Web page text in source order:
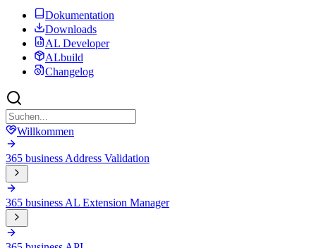
Dokumentation
Downloads
AL Developer
ALbuild
Changelog
Willkommen
365 business Address Validation
365 business AL Extension Manager